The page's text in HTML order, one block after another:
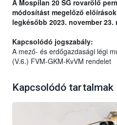
A Mospilan 20 SG rovarölő
módosítást megelőző
legkésőbb 2023. november
Kapcsolódó jogszabály:
A mező- és erdőgazdasági légi
(V.6.) FVM-GKM-KvVM rendelet
Kapcsolódó tartalmak